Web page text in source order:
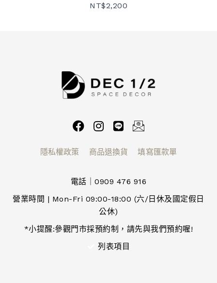
NT$2,200
隱私權政策 商品退換貨 填寫匯款單
電話｜0909 476 916
營業時間 | Mon-Fri 09:00-18:00 (六/日休及國定假日
公休)
*小提醒:參觀門市採預約制，請先與我們預約喔!
列表項目